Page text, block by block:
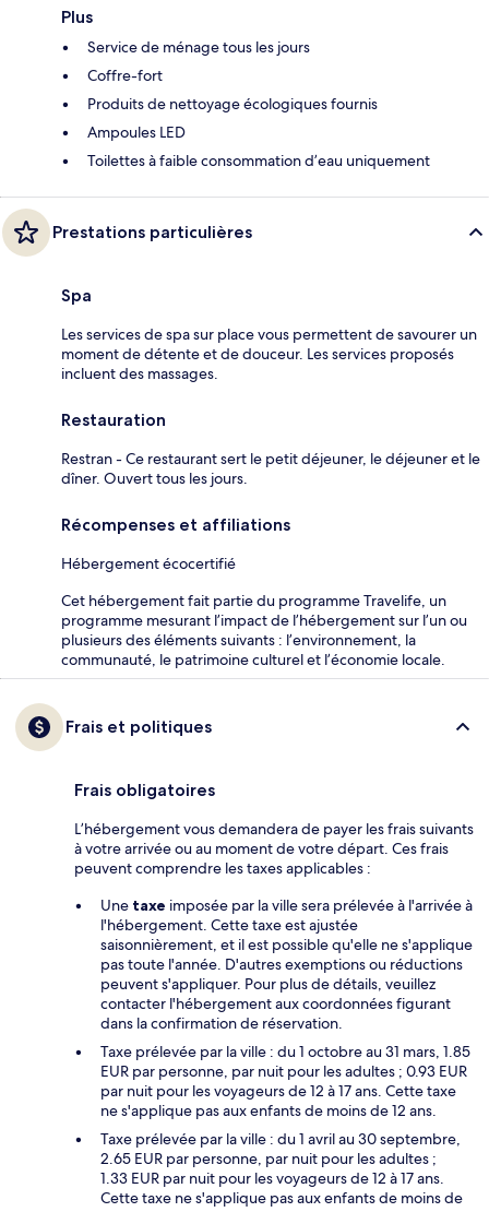
Plus
Service de ménage tous les jours
Coffre-fort
Produits de nettoyage écologiques fournis
Ampoules LED
Toilettes à faible consommation d’eau uniquement
Prestations particulières
Spa
Les services de spa sur place vous permettent de savourer un
moment de détente et de douceur. Les services proposés
incluent des massages.
Restauration
Restran - Ce restaurant sert le petit déjeuner, le déjeuner et le
dîner. Ouvert tous les jours.
Récompenses et affiliations
Hébergement écocertifié
Cet hébergement fait partie du programme Travelife, un
programme mesurant l’impact de l’hébergement sur l’un ou
plusieurs des éléments suivants : l’environnement, la
communauté, le patrimoine culturel et l’économie locale.
Frais et politiques
Frais obligatoires
L’hébergement vous demandera de payer les frais suivants
à votre arrivée ou au moment de votre départ. Ces frais
peuvent comprendre les taxes applicables :
Une taxe imposée par la ville sera prélevée à l'arrivée à
l'hébergement. Cette taxe est ajustée
saisonnièrement, et il est possible qu'elle ne s'applique
pas toute l'année. D'autres exemptions ou réductions
peuvent s'appliquer. Pour plus de détails, veuillez
contacter l'hébergement aux coordonnées figurant
dans la confirmation de réservation.
Taxe prélevée par la ville : du 1 octobre au 31 mars, 1.85
EUR par personne, par nuit pour les adultes ; 0.93 EUR
par nuit pour les voyageurs de 12 à 17 ans. Cette taxe
ne s'applique pas aux enfants de moins de 12 ans.
Taxe prélevée par la ville : du 1 avril au 30 septembre,
2.65 EUR par personne, par nuit pour les adultes ;
1.33 EUR par nuit pour les voyageurs de 12 à 17 ans.
Cette taxe ne s'applique pas aux enfants de moins de